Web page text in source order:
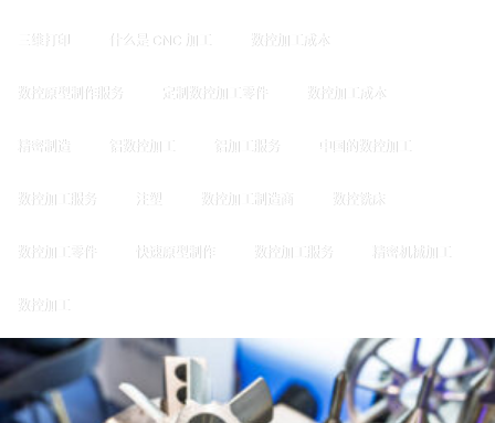
三维打印 什么是 CNC 加工 数控加工成本
数控原型制作服务 定制数控加工零件 数控加工成本
精密制造 铝数控加工 铝加工服务 中国的数控加工
数控加工服务 注塑 数控加工制造商 数控铣床
数控加工零件 快速原型制作 数控加工服务 精密机械加工
数控加工